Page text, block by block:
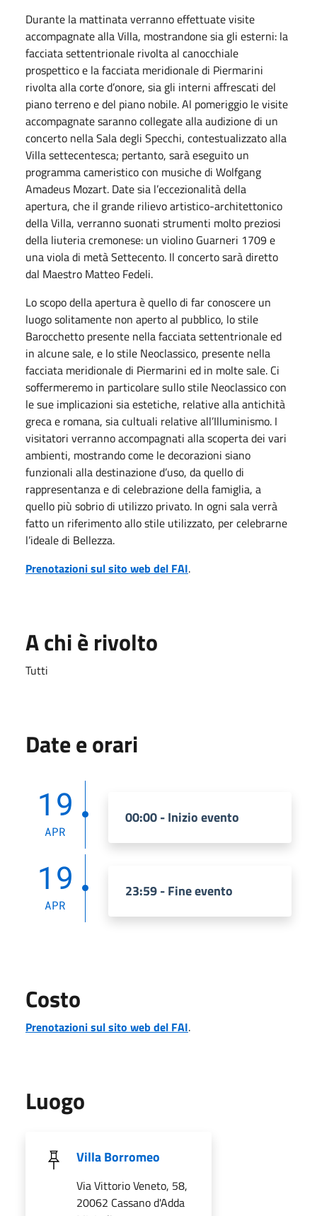
Durante la mattinata verranno effettuate visite
accompagnate alla Villa, mostrandone sia gli esterni: la
facciata settentrionale rivolta al canocchiale
prospettico e la facciata meridionale di Piermarini
rivolta alla corte d’onore, sia gli interni affrescati del
piano terreno e del piano nobile. Al pomeriggio le visite
accompagnate saranno collegate alla audizione di un
concerto nella Sala degli Specchi, contestualizzato alla
Villa settecentesca; pertanto, sarà eseguito un
programma cameristico con musiche di Wolfgang
Amadeus Mozart. Date sia l’eccezionalità della
apertura, che il grande rilievo artistico-architettonico
della Villa, verranno suonati strumenti molto preziosi
della liuteria cremonese: un violino Guarneri 1709 e
una viola di metà Settecento. Il concerto sarà diretto
dal Maestro Matteo Fedeli.
Lo scopo della apertura è quello di far conoscere un
luogo solitamente non aperto al pubblico, lo stile
Barocchetto presente nella facciata settentrionale ed
in alcune sale, e lo stile Neoclassico, presente nella
facciata meridionale di Piermarini ed in molte sale. Ci
soffermeremo in particolare sullo stile Neoclassico con
le sue implicazioni sia estetiche, relative alla antichità
greca e romana, sia cultuali relative all’Illuminismo. I
visitatori verranno accompagnati alla scoperta dei vari
ambienti, mostrando come le decorazioni siano
funzionali alla destinazione d’uso, da quello di
rappresentanza e di celebrazione della famiglia, a
quello più sobrio di utilizzo privato. In ogni sala verrà
fatto un riferimento allo stile utilizzato, per celebrarne
l’ideale di Bellezza.
Prenotazioni sul sito web del FAI.
A chi è rivolto
Tutti
Date e orari
19
APR
00:00 - Inizio evento
19
APR
23:59 - Fine evento
Costo
Prenotazioni sul sito web del FAI.
Luogo
Villa Borromeo
Via Vittorio Veneto, 58,
20062 Cassano d'Adda